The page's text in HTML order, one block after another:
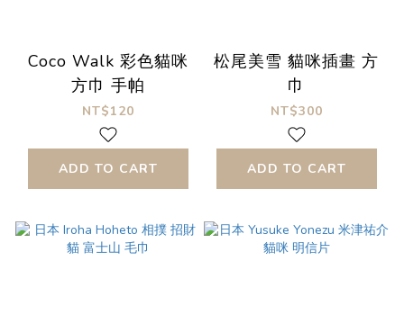
Coco Walk 彩色貓咪
方巾 手帕
NT$120
ADD TO CART
松尾美雪 貓咪插畫 方
巾
NT$300
ADD TO CART